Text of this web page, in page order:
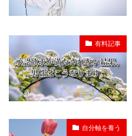
有料記事
自分軸を養う